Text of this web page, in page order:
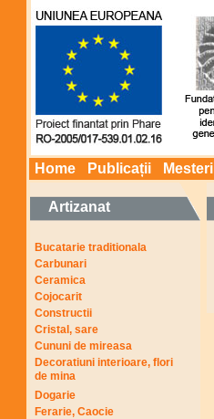
Home Publicații Mesteri
Artizanat
Bucatarie traditionala
Carbunari
Ceramica
Cojocarit
Constructii
Cristal, sare
Cununi de mireasa
Decoratiuni interioare, flori
de mina
Dogarie
Ferarie, Caocie